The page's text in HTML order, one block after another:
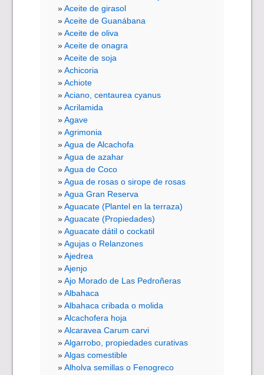
Aceite de girasol
Aceite de Guanábana
Aceite de oliva
Aceite de onagra
Aceite de soja
Achicoria
Achiote
Aciano, centaurea cyanus
Acrilamida
Agave
Agrimonia
Agua de Alcachofa
Agua de azahar
Agua de Coco
Agua de rosas o sirope de rosas
Agua Gran Reserva
Aguacate (Plantel en la terraza)
Aguacate (Propiedades)
Aguacate dátil o cockatil
Agujas o Relanzones
Ajedrea
Ajenjo
Ajo Morado de Las Pedroñeras
Albahaca
Albahaca cribada o molida
Alcachofera hoja
Alcaravea Carum carvi
Algarrobo, propiedades curativas
Algas comestible
Alholva semillas o Fenogreco